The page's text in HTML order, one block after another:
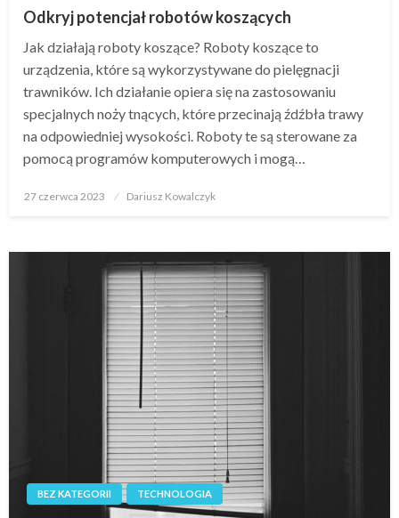
Odkryj potencjał robotów koszących
Jak działają roboty koszące? Roboty koszące to
urządzenia, które są wykorzystywane do pielęgnacji
trawników. Ich działanie opiera się na zastosowaniu
specjalnych noży tnących, które przecinają źdźbła trawy
na odpowiedniej wysokości. Roboty te są sterowane za
pomocą programów komputerowych i mogą…
Opublikowane
27 czerwca 2023 Dariusz Kowalczyk
BEZ KATEGORII TECHNOLOGIA